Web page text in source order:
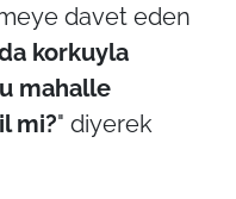
davet eden
korkuyla
mahalle
mi?" diyerek